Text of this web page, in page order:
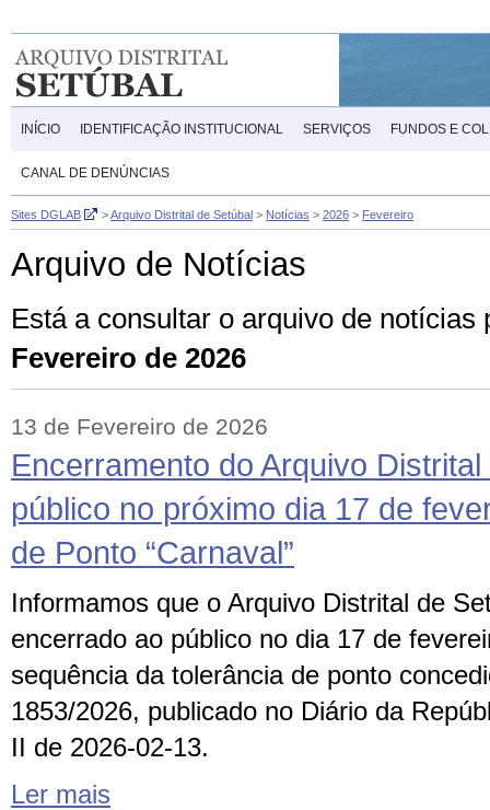
INÍCIO IDENTIFICAÇÃO INSTITUCIONAL SERVIÇOS FUNDOS E
CANAL DE DENÚNCIAS
Sites DGLAB >Arquivo Distrital de Setúbal > Notícias > 2026 > Fevereiro
Arquivo de Notícias
Está a consultar o arquivo de notícias
Fevereiro de 2026
13 de Fevereiro de 2026
Encerramento do Arquivo
público no próximo dia 17 de
de Ponto “Carnaval”
Informamos que o Arquivo Distrital de
encerrado ao público no dia 17 de
sequência da tolerância de ponto
1853/2026, publicado no Diário da
II de 2026-02-13.
Ler mais